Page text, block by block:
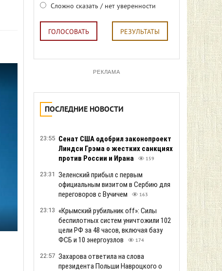
Сложно сказать / нет уверенности
ГОЛОСОВАТЬ РЕЗУЛЬТАТЫ
РЕКЛАМА
ПОСЛЕДНИЕ НОВОСТИ
23:55 Сенат США одобрил законопроект
Линдси Грэма о жестких санкциях
против России и Ирана
159
23:31 Зеленский прибыл с первым
официальным визитом в Сербию для
переговоров с Вучичем
163
23:13 «Крымский рубильник off»: Силы
беспилотных систем уничтожили 102
цели РФ за 48 часов, включая базу
ФСБ и 10 энергоузлов
174
22:57 Захарова ответила на слова
президента Польши Навроцкого о